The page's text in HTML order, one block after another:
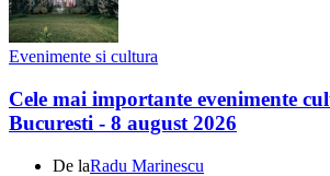
Evenimente si cultura
Cele mai importante evenimente
Bucuresti - 8 august 2026
De laRadu Marinescu